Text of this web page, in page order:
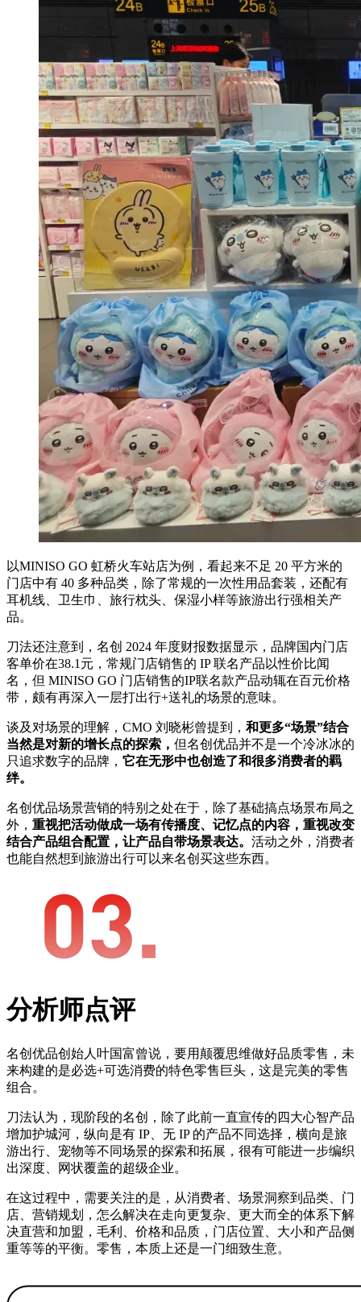
以MINISO GO 虹桥火车站店为例，看起来不足 20 平方米的
门店中有 40 多种品类，除了常规的一次性用品套装，还配有
耳机线、卫生巾、旅行枕头、保湿小样等旅游出行强相关产
品。
刀法还注意到，名创 2024 年度财报数据显示，品牌国内门店
客单价在38.1元，常规门店销售的 IP 联名产品以性价比闻
名，但 MINISO GO 门店销售的IP联名款产品动辄在百元价格
带，颇有再深入一层打出行+送礼的场景的意味。
谈及对场景的理解，CMO 刘晓彬曾提到， 和更多“场景”结合
当然是对新的增长点的探索， 但名创优品并不是一个冷冰冰的
只追求数字的品牌， 它在无形中也创造了和很多消费者的羁
绊。
名创优品场景营销的特别之处在于，除了基础搞点场景布局之
外， 重视把活动做成一场有传播度、记忆点的内容，重视改变
结合产品组合配置，让产品自带场景表达。 活动之外，消费者
也能自然想到旅游出行可以来名创买这些东西。
分析师点评
名创优品创始人叶国富曾说，要用颠覆思维做好品质零售，未
来构建的是必选+可选消费的特色零售巨头，这是完美的零售
组合。
刀法认为，现阶段的名创，除了此前一直宣传的四大心智产品
增加护城河，纵向是有 IP、无 IP 的产品不同选择，横向是旅
游出行、宠物等不同场景的探索和拓展，很有可能进一步编织
出深度、网状覆盖的超级企业。
在这过程中，需要关注的是，从消费者、场景洞察到品类、门
店、营销规划，怎么解决在走向更复杂、更大而全的体系下解
决直营和加盟，毛利、价格和品质，门店位置、大小和产品侧
重等等的平衡。零售，本质上还是一门细致生意。